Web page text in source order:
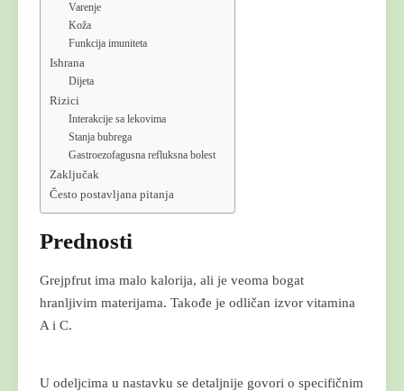
Varenje
Koža
Funkcija imuniteta
Ishrana
Dijeta
Rizici
Interakcije sa lekovima
Stanja bubrega
Gastroezofagusna refluksna bolest
Zaključak
Često postavljana pitanja
Prednosti
Grejpfrut ima malo kalorija, ali je veoma bogat
hranljivim materijama. Takođe je odličan izvor vitamina
A i C.
U odeljcima u nastavku se detaljnije govori o specifičnim